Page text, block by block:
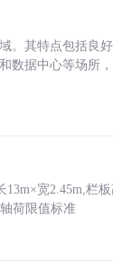
。其特点包括良
数据中心等场所
宽2.45m,栏
荷限值标准